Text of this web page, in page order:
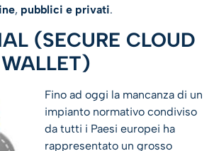
, pubblici e privati.
(SECURE CLOUD
Fino ad oggi la mancanza di un
impianto normativo condiviso
da tutti i Paesi europei ha
rappresentato un grosso